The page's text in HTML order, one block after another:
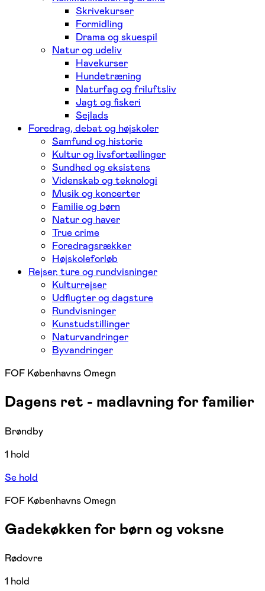
Skrivekurser
Formidling
Drama og skuespil
Natur og udeliv
Havekurser
Hundetræning
Naturfag og friluftsliv
Jagt og fiskeri
Sejlads
Foredrag, debat og højskoler
Samfund og historie
Kultur og livsfortællinger
Sundhed og eksistens
Videnskab og teknologi
Musik og koncerter
Familie og børn
Natur og haver
True crime
Foredragsrækker
Højskoleforløb
Rejser, ture og rundvisninger
Kulturrejser
Udflugter og dagsture
Rundvisninger
Kunstudstillinger
Naturvandringer
Byvandringer
FOF Københavns Omegn
Dagens ret - madlavning for familier
Brøndby
1 hold
Se hold
FOF Københavns Omegn
Gadekøkken for børn og voksne
Rødovre
1 hold